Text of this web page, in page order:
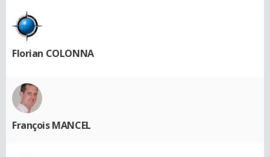
Florian COLONNA
François MANCEL